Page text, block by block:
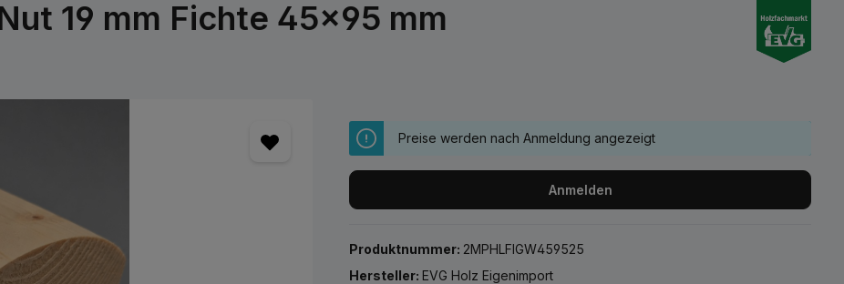
19 mm Fichte 45x95 mm
Preise werden nach Anmeldung angezeigt
Anmelden
Produktnummer: 2MPHLFIGW459525
Hersteller:EVG Holz Eigenimport